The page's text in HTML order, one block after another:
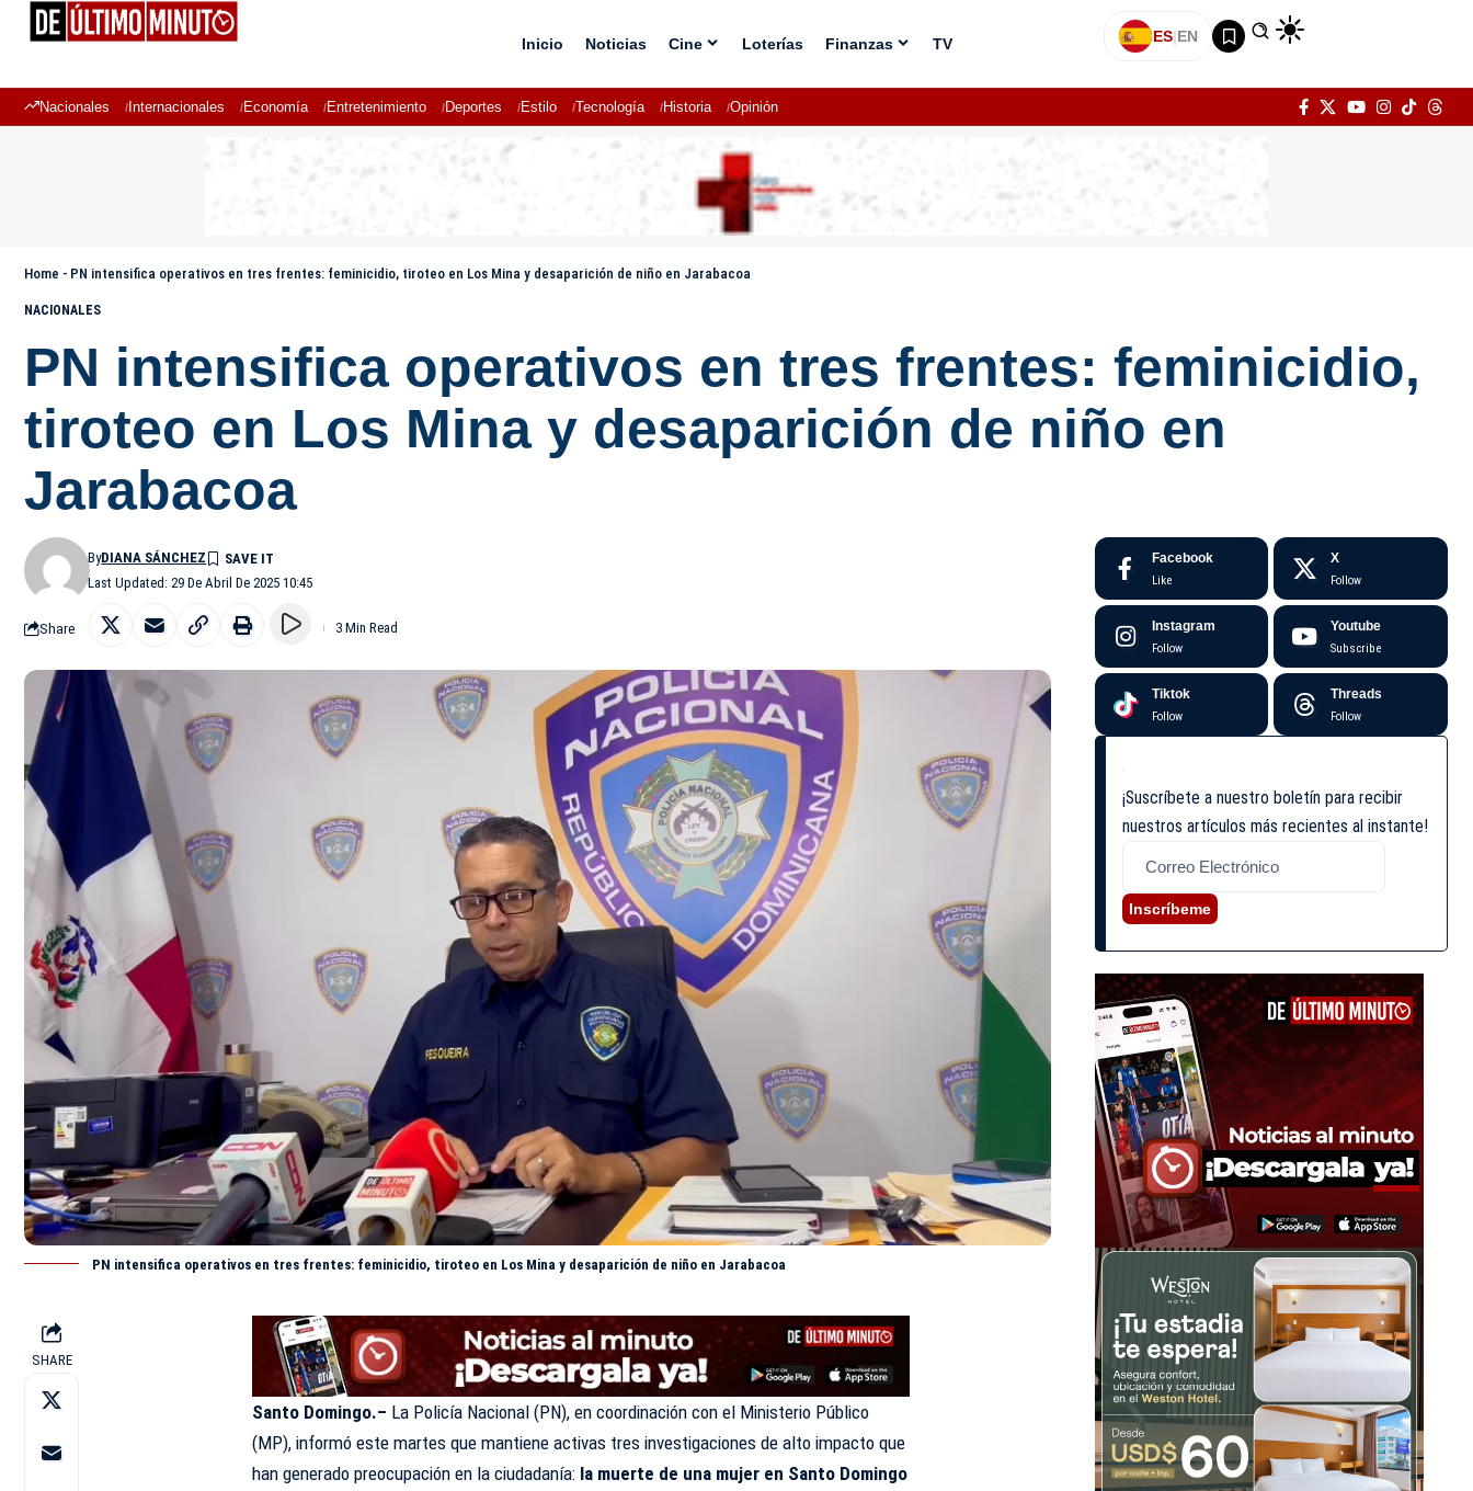
Inicio Noticias Cine Loterías Finanzas TV ES|EN
Nacionales Internacionales Economía Entretenimiento Deportes Estilo Tecnología Historia Opinión
Home - PN intensifica operativos en tres frentes: feminicidio, tiroteo en Los Mina y desaparición de niño en Jarabacoa
NACIONALES
PN intensifica operativos en tres frentes: feminicidio,
tiroteo en Los Mina y desaparición de niño en
Jarabacoa
Last Updated: 29 De Abril De 2025 10:45
ByDIANA SÁNCHEZ
Share 3 Min Read
PN intensifica operativos en tres frentes: feminicidio, tiroteo en Los Mina y desaparición de niño en Jarabacoa
SHARE
Santo Domingo.– La Policía Nacional (PN), en coordinación con el Ministerio Público
(MP), informó este martes que mantiene activas tres investigaciones de alto impacto que
han generado preocupación en la ciudadanía: la muerte de una mujer en Santo Domingo
Facebook
Like
X
Follow
Instagram
Follow
Youtube
Subscribe
Tiktok
Follow
Threads
Follow
¡Suscríbete a nuestro boletín para recibir
nuestros artículos más recientes al instante!
Inscríbeme